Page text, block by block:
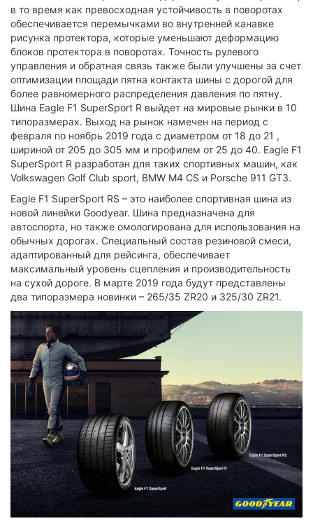
в то время как превосходная устойчивость в поворотах
обеспечивается перемычками во внутренней канавке
рисунка протектора, которые уменьшают деформацию
блоков протектора в поворотах. Точность рулевого
управления и обратная связь также были улучшены за счет
оптимизации площади пятна контакта шины с дорогой для
более равномерного распределения давления по пятну.
Шина Eagle F1 SuperSport R выйдет на мировые рынки в 10
типоразмерах. Выход на рынок намечен на период с
февраля по ноябрь 2019 года с диаметром от 18 до 21 ,
шириной от 205 до 305 мм и профилем от 25 до 40. Eagle F1
SuperSport R разработан для таких спортивных машин, как
Volkswagen Golf Club sport, BMW M4 CS и Porsche 911 GT3.
Eagle F1 SuperSport RS – это наиболее спортивная шина из
новой линейки Goodyear. Шина предназначена для
автоспорта, но также омологирована для использования на
обычных дорогах. Специальный состав резиновой смеси,
адаптированный для рейсинга, обеспечивает
максимальный уровень сцепления и производительность
на сухой дороге. В марте 2019 года будут представлены
два типоразмера новинки – 265/35 ZR20 и 325/30 ZR21.